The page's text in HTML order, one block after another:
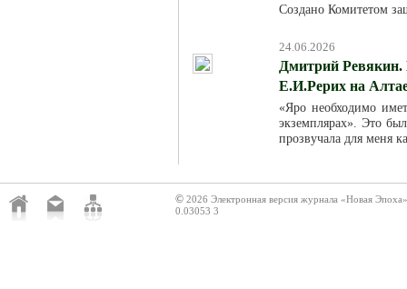
Создано Комитетом
24.06.2026
Дмитрий Ревякин.
Е.И.Рерих на
«Яро необходимо
экземплярах». Это
прозвучала для меня
© 2026 Электронная версия журнала «Новая Эпоха»
0.03053 3